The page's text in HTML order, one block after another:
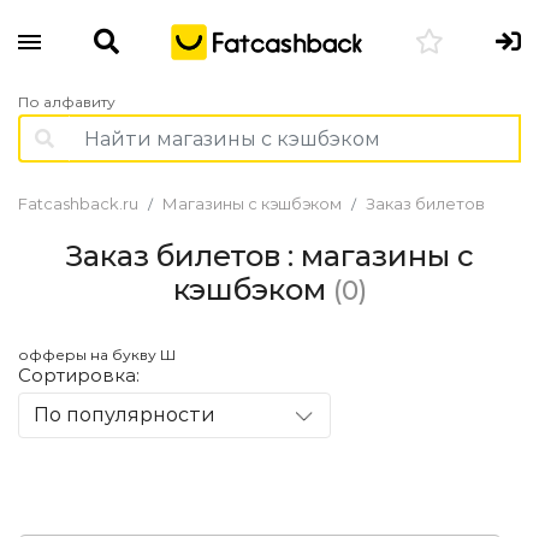
По алфавиту
Fatcashback.ru Магазины с кэшбэком Заказ билетов
Заказ билетов : магазины с
кэшбэком (0)
офферы на букву Ш
Сортировка:
По популярности